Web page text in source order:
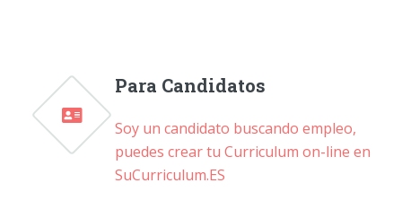
Para Candidatos
Soy un candidato buscando empleo,
puedes crear tu Curriculum on-line en
SuCurriculum.ES